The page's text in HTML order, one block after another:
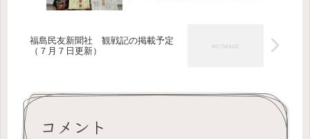
福島民友新聞社 観戦記の掲載予定
（７月７日更新）
コメント